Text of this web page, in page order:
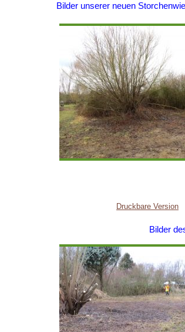
Bilder unserer neuen
Druckbare Version
Bilder